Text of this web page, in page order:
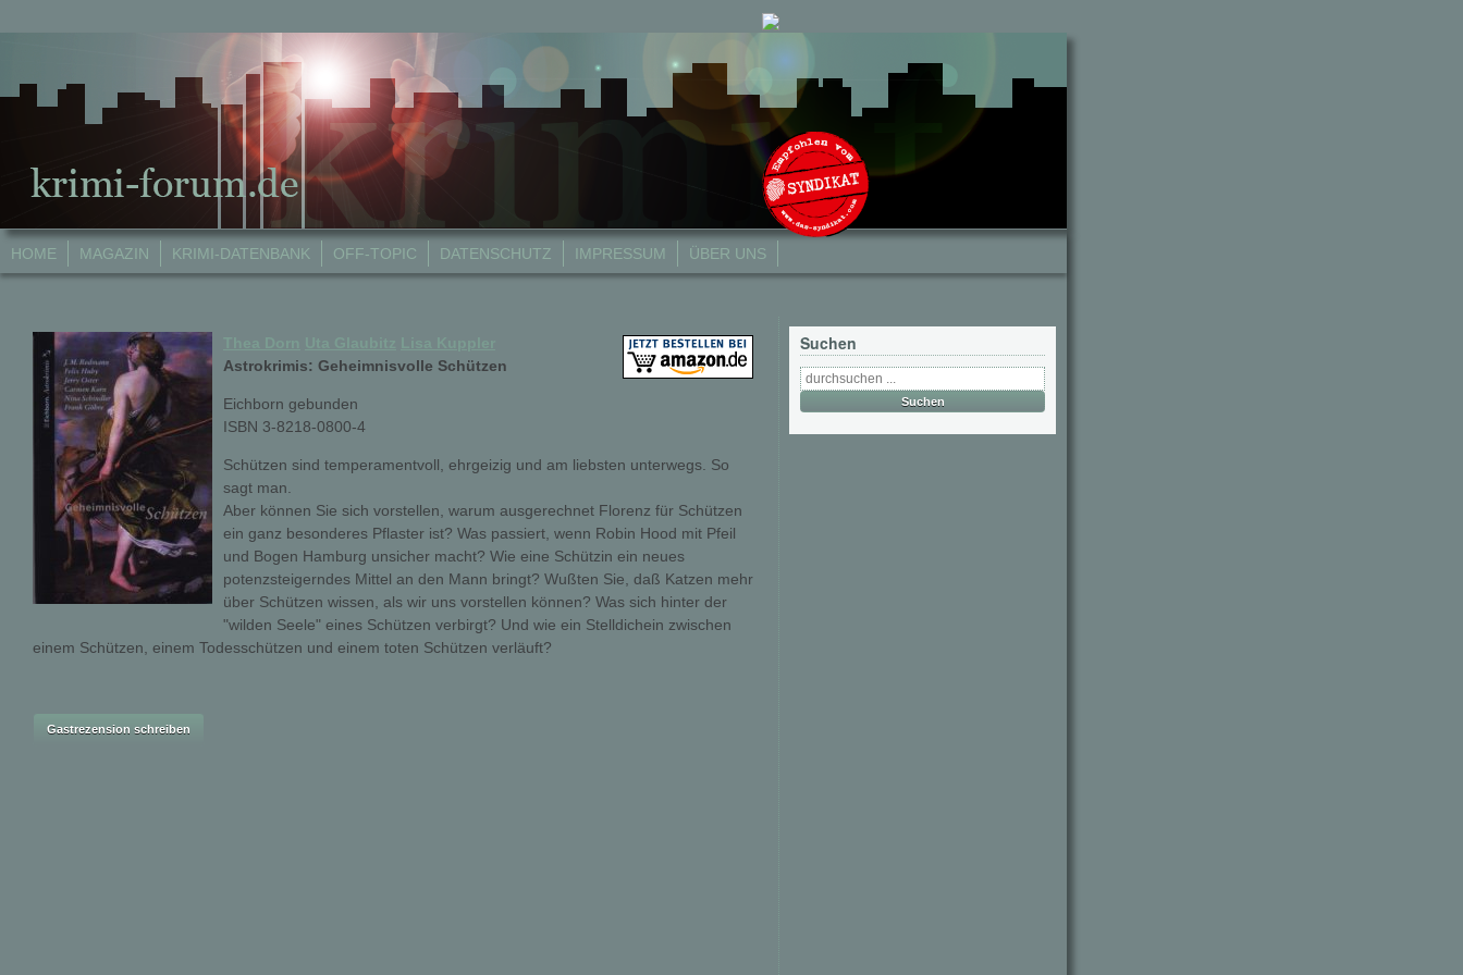
HOME MAGAZIN KRIMI-DATENBANK OFF-TOPIC DATENSCHUTZ IMPRESSUM ÜBER UNS
Uta Glaubitz
Lisa Kuppler
Astrokrimis: Geheimnisvolle Schützen
Eichborn gebunden
ISBN 3-8218-0800-4
Schützen sind temperamentvoll, ehrgeizig und am liebsten unterwegs. So
sagt man.
Aber können Sie sich vorstellen, warum ausgerechnet Florenz für Schützen
ein ganz besonderes Pflaster ist? Was passiert, wenn Robin Hood mit Pfeil
und Bogen Hamburg unsicher macht? Wie eine Schützin ein neues
potenzsteigerndes Mittel an den Mann bringt? Wußten Sie, daß Katzen mehr
über Schützen wissen, als wir uns vorstellen können? Was sich hinter der
"wilden Seele" eines Schützen verbirgt? Und wie ein Stelldichein zwischen
einem Schützen, einem Todesschützen und einem toten Schützen verläuft?
Suchen